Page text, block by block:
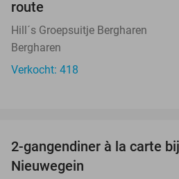
route
Hill´s Groepsuitje Bergharen
Bergharen
Verkocht: 418
2-gangendiner à la carte
Nieuwegein